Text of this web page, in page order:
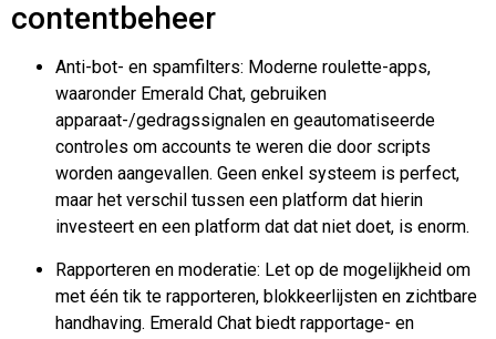
contentbeheer
Anti-bot- en spamfilters: Moderne roulette-apps,
waaronder Emerald Chat, gebruiken
apparaat-/gedragssignalen en geautomatiseerde
controles om accounts te weren die door scripts
worden aangevallen. Geen enkel systeem is perfect,
maar het verschil tussen een platform dat hierin
investeert en een platform dat dat niet doet, is enorm.
Rapporteren en moderatie: Let op de mogelijkheid om
met één tik te rapporteren, blokkeerlijsten en zichtbare
handhaving. Emerald Chat biedt rapportage- en